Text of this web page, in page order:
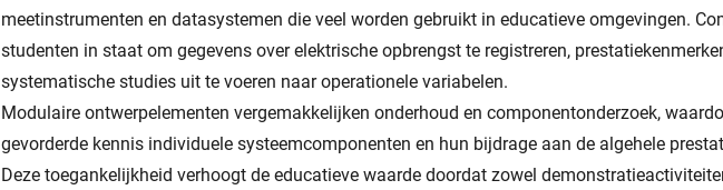
meetinstrumenten en datasystemen die veel worden gebruikt in educatieve omgevingen.
studenten in staat om gegevens over elektrische opbrengst te registreren,
systematische studies uit te voeren naar operationele variabelen.
Modulaire ontwerpelementen vergemakkelijken onderhoud en componentonderzoek,
gevorderde kennis individuele systeemcomponenten en hun bijdrage aan de algehele
Deze toegankelijkheid verhoogt de educatieve waarde doordat zowel